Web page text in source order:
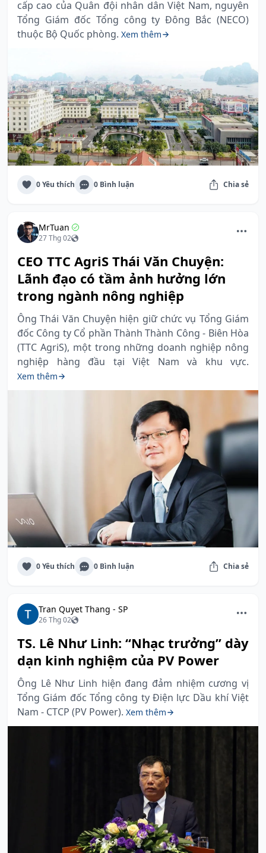
cấp cao của Quân đội nhân dân Việt Nam, nguyên
Tổng Giám đốc Tổng công ty Đông Bắc (NECO)
thuộc Bộ Quốc phòng. Xem thêm
0 Yêu thích 0 Bình luận Chia sẻ
MrTuan
27 Thg 02
CEO TTC AgriS Thái Văn Chuyện:
Lãnh đạo có tầm ảnh hưởng lớn
trong ngành nông nghiệp
Ông Thái Văn Chuyện hiện giữ chức vụ Tổng Giám
đốc Công ty Cổ phần Thành Thành Công - Biên Hòa
(TTC AgriS), một trong những doanh nghiệp nông
nghiệp hàng đầu tại Việt Nam và khu vực.
Xem thêm
0 Yêu thích 0 Bình luận Chia sẻ
Tran Quyet Thang - SP
26 Thg 02
TS. Lê Như Linh: “Nhạc trưởng” dày
dạn kinh nghiệm của PV Power
Ông Lê Như Linh hiện đang đảm nhiệm cương vị
Tổng Giám đốc Tổng công ty Điện lực Dầu khí Việt
Nam - CTCP (PV Power). Xem thêm